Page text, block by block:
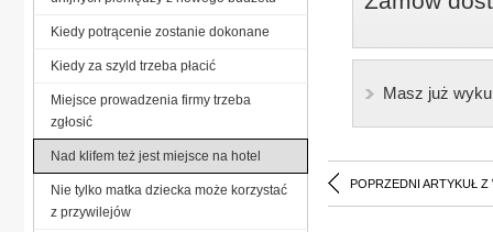
Masz już
POPRZEDNI ARTYKUŁ Z
Kiedy potrącenie zostanie dokonane
Kiedy za szyld trzeba płacić
Miejsce prowadzenia firmy trzeba
zgłosić
Nad klifem też jest miejsce na hotel
Nie tylko matka dziecka może korzystać
z przywilejów